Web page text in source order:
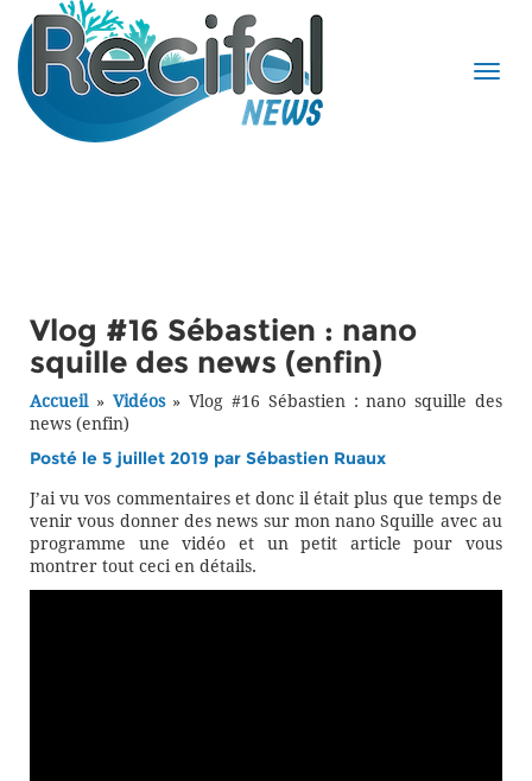
Vlog #16 Sébastien : nano
squille des news (enfin)
Accueil» Vidéos»Vlog #16 Sébastien : nano squille des
news (enfin)
Posté le 5 juillet 2019 par Sébastien Ruaux
J’ai vu vos commentaires et donc il était plus que temps de
venir vous donner des news sur mon nano Squille avec au
programme une vidéo et un petit article pour vous
montrer tout ceci en détails.